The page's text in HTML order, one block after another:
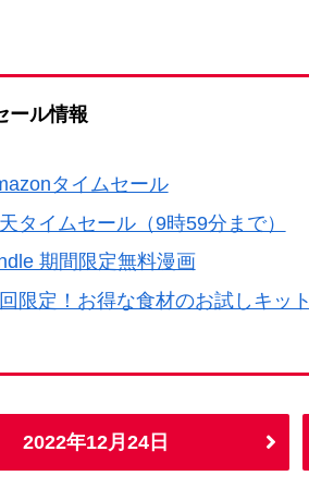
ール情報
タイムセール
タイムセール（9時59分まで）
期間限定無料漫画
限定！お得な食材のお試しキット
2022年12月24日